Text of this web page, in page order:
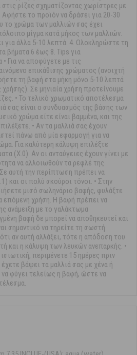
ρίζες σχηματίζοντας χωρίστρες με
το προϊόν να δράσει για 20-30
χρώμα των μαλλιών σας έχει
μίγμα κατά μήκος των μαλλιών.
για άλλα 5-10 λεπτά. 4. Ολοκληρώστε τη
βήματα 6 έως 8. Tips για
Για να αποφύγετε με τις
επικάθισης χρώματος (ανοιχτή
τη βαφή στα μήκη μόνο 5-10 λεπτά
Σε μηνιαία χρήση προτείνουμε
• Το τελικό χρωματικό αποτέλεσμα
σας είναι ο συνδυασμός της βάσης των
χρώμα είτε είναι βαμμένα, και της
• Αν τα μαλλιά σας έχουν
πάνω από μία εφαρμογή για να
Για καλύτερη κάλυψη επιλέξτε
(Χ.0). Αν οι ανταύγειες έχουν γίνει με
να αλλοιωθούν τα ρεφλέ της
αυτή την περίπτωση πρέπει να
και οι πολύ σκούροι τόνοι. • Στην
μισό σωληνάριο βαφής, φυλάξτε
επόμενη χρήση. Η βαφή πρέπει να
ανάμειξη με το γαλάκτωμα
βαφή δε μπορεί να αποθηκευτεί και
σημαντικό να τηρείτε τη σωστή
αν αυτή αλλάξει, τότε η απόδοση του
και η κάλυψη των λευκών ανεπαρκής. •
περιμένετε 15 ημέρες πριν
βάψει τα μαλλιά σας με χένα ή
να φύγει τελείως η βαφή, ώστε να